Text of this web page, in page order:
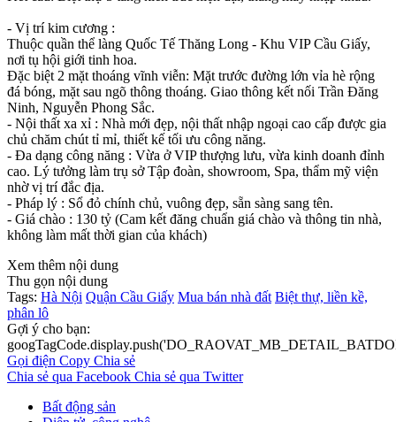
- Vị trí kim cương :
Thuộc quần thể làng Quốc Tế Thăng Long - Khu VIP Cầu Giấy,
nơi tụ hội giới tinh hoa.
Đặc biệt 2 mặt thoáng vĩnh viễn: Mặt trước đường lớn vỉa hè rộng
đá bóng, mặt sau ngõ thông thoáng. Giao thông kết nối Trần Đăng
Ninh, Nguyễn Phong Sắc.
- Nội thất xa xỉ : Nhà mới đẹp, nội thất nhập ngoại cao cấp được gia
chủ chăm chút tỉ mỉ, thiết kế tối ưu công năng.
- Đa dạng công năng : Vừa ở VIP thượng lưu, vừa kinh doanh đỉnh
cao. Lý tưởng làm trụ sở Tập đoàn, showroom, Spa, thẩm mỹ viện
nhờ vị trí đắc địa.
- Pháp lý : Sổ đỏ chính chủ, vuông đẹp, sẵn sàng sang tên.
- Giá chào : 130 tỷ (Cam kết đăng chuẩn giá chào và thông tin nhà,
không làm mất thời gian của khách)
Xem thêm nội dung
Thu gọn nội dung
Tags: Hà Nội Quận Cầu Giấy Mua bán nhà đất Biệt thự, liền kề,
phân lô
Gợi ý cho bạn:
Gọi điện Copy Chia sẻ
Chia sẻ qua Facebook Chia sẻ qua Twitter
Bất động sản